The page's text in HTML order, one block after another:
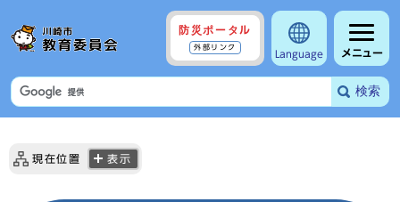
防災ポータル
外部リンク
Language メニュー
検索
現在位置 表示